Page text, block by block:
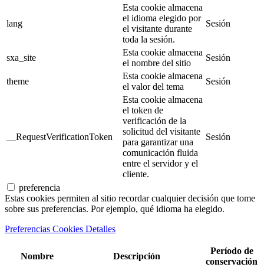
lang
Esta cookie almacena
el idioma elegido por
el visitante durante
toda la sesión.
Sesión
sxa_site
Esta cookie almacena
el nombre del sitio
Sesión
theme
Esta cookie almacena
el valor del tema
Sesión
__RequestVerificationToken
Esta cookie almacena
el token de
verificación de la
solicitud del visitante
para garantizar una
comunicación fluida
entre el servidor y el
cliente.
Sesión
preferencia
Estas cookies permiten al sitio recordar cualquier decisión que tome
sobre sus preferencias. Por ejemplo, qué idioma ha elegido.
Preferencias Cookies Detalles
Nombre Descripción
Período de
conservación